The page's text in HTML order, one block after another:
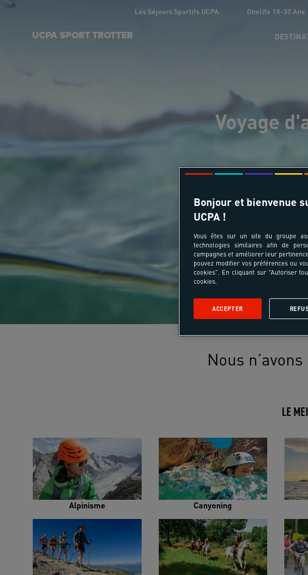
Les Séjours Sportifs UCPA Onelife 18-30 Ans
UCPA SPORT TROTTER
Voyage
Nous
LE
Alpinisme Canyoning
Bonjour et bienvenue
UCPA !
Vous êtes sur un site du groupe
technologies similaires afin de
campagnes et améliorer leur
pouvez modifier vos préférences ou
cookies". En cliquant sur "Autoriser
cookies.
ACCEPTER